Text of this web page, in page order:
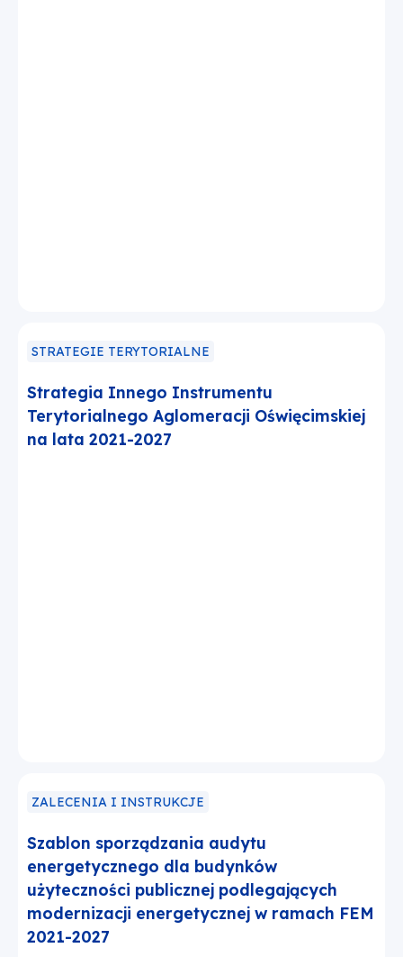
STRATEGIE TERYTORIALNE
Strategia Innego Instrumentu
Terytorialnego Aglomeracji Oświęcimskiej
na lata 2021-2027
ZALECENIA I INSTRUKCJE
Szablon sporządzania audytu
energetycznego dla budynków
użyteczności publicznej podlegających
modernizacji energetycznej w ramach FEM
2021-2027